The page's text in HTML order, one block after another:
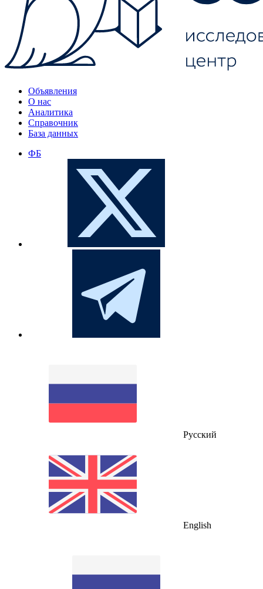
Объявления
О нас
Аналитика
Справочник
База данных
ФБ
Русский
English